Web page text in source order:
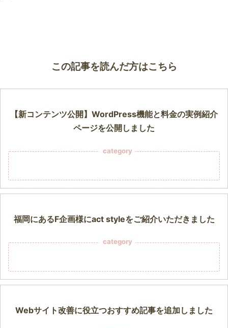
この記事を読んだ方はこちら
【新コンテンツ公開】WordPress機能と料金の実例紹介
ページを公開しました
category
福岡にあるF企画様にact styleをご紹介いただきました
category
Webサイト改善に役立つおすすめ記事を追加しました